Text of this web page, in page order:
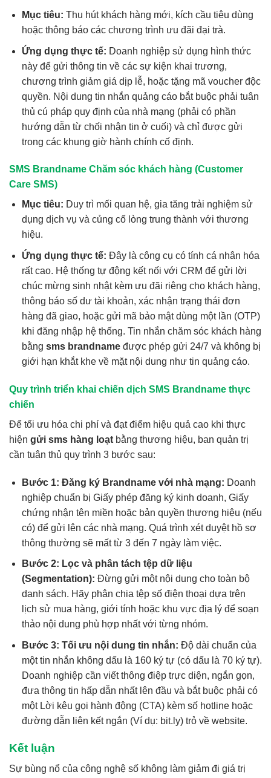
Mục tiêu: Thu hút khách hàng mới, kích cầu tiêu dùng
hoặc thông báo các chương trình ưu đãi đại trà.
Ứng dụng thực tế: Doanh nghiệp sử dụng hình thức
này để gửi thông tin về các sự kiện khai trương,
chương trình giảm giá dịp lễ, hoặc tặng mã voucher độc
quyền. Nội dung tin nhắn quảng cáo bắt buộc phải tuân
thủ cú pháp quy định của nhà mạng (phải có phần
hướng dẫn từ chối nhận tin ở cuối) và chỉ được gửi
trong các khung giờ hành chính cố định.
SMS Brandname Chăm sóc khách hàng (Customer
Care SMS)
Mục tiêu: Duy trì mối quan hệ, gia tăng trải nghiệm sử
dụng dịch vụ và củng cố lòng trung thành với thương
hiệu.
Ứng dụng thực tế: Đây là công cụ có tính cá nhân hóa
rất cao. Hệ thống tự động kết nối với CRM để gửi lời
chúc mừng sinh nhật kèm ưu đãi riêng cho khách hàng,
thông báo số dư tài khoản, xác nhận trạng thái đơn
hàng đã giao, hoặc gửi mã bảo mật dùng một lần (OTP)
khi đăng nhập hệ thống. Tin nhắn chăm sóc khách hàng
bằng sms brandnameđược phép gửi 24/7 và không bị
giới hạn khắt khe về mặt nội dung như tin quảng cáo.
Quy trình triển khai chiến dịch SMS Brandname thực
chiến
Để tối ưu hóa chi phí và đạt điểm hiệu quả cao khi thực
hiện gửi sms hàng loạt bằng thương hiệu, ban quản trị
cần tuân thủ quy trình 3 bước sau:
Bước 1: Đăng ký Brandname với nhà mạng: Doanh
nghiệp chuẩn bị Giấy phép đăng ký kinh doanh, Giấy
chứng nhận tên miền hoặc bản quyền thương hiệu (nếu
có) để gửi lên các nhà mạng. Quá trình xét duyệt hồ sơ
thông thường sẽ mất từ 3 đến 7 ngày làm việc.
Bước 2: Lọc và phân tách tệp dữ liệu
(Segmentation): Đừng gửi một nội dung cho toàn bộ
danh sách. Hãy phân chia tệp số điện thoại dựa trên
lịch sử mua hàng, giới tính hoặc khu vực địa lý để soạn
thảo nội dung phù hợp nhất với từng nhóm.
Bước 3: Tối ưu nội dung tin nhắn: Độ dài chuẩn của
một tin nhắn không dấu là 160 ký tự (có dấu là 70 ký tự).
Doanh nghiệp cần viết thông điệp trực diện, ngắn gọn,
đưa thông tin hấp dẫn nhất lên đầu và bắt buộc phải có
một Lời kêu gọi hành động (CTA) kèm số hotline hoặc
đường dẫn liên kết ngắn (Ví dụ: bit.ly) trỏ về website.
Kết luận
Sự bùng nổ của công nghệ số không làm giảm đi giá trị